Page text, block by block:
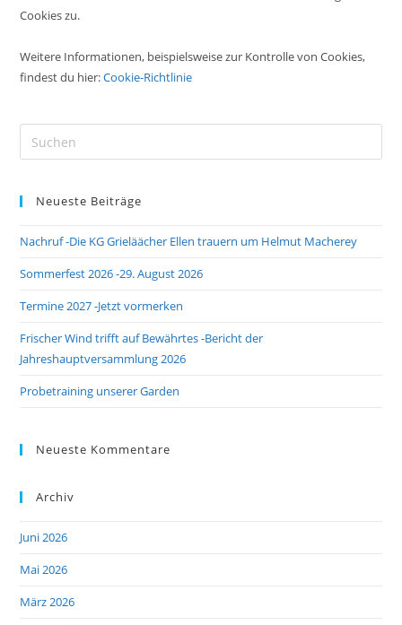
Cookies zu.
Weitere Informationen, beispielsweise zur Kontrolle von Cookies,
findest du hier:Cookie-Richtlinie
Neueste Beiträge
Nachruf -Die KG Grieläächer Ellen trauern um Helmut Macherey
Sommerfest 2026 -29. August 2026
Termine 2027 -Jetzt vormerken
Frischer Wind trifft auf Bewährtes -Bericht der
Jahreshauptversammlung 2026
Probetraining unserer Garden
Neueste Kommentare
Archiv
Juni 2026
Mai 2026
März 2026